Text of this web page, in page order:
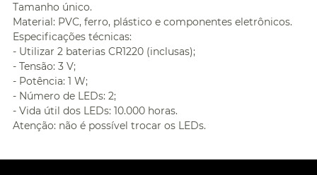
Tamanho único.
Material: PVC, ferro, plástico e componentes eletrônicos.
Especificações técnicas:
- Utilizar 2 baterias CR1220 (inclusas);
- Tensão: 3 V;
- Potência: 1 W;
- Número de LEDs: 2;
- Vida útil dos LEDs: 10.000 horas.
Atenção: não é possível trocar os LEDs.